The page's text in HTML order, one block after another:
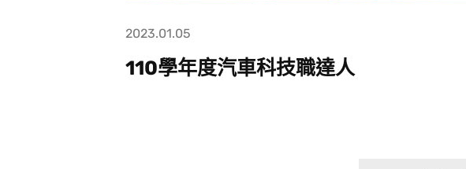
2023.01.05
110學年度汽車科技職達人